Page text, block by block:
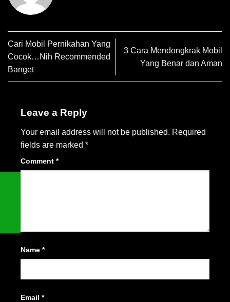
Cari Mobil Pernikahan Yang
Cocok…Nih Recommended
Banget
3 Cara Mendongkrak Mobil
Yang Benar dan Aman
Leave a Reply
Your email address will not be published. Required
fields are marked *
Comment *
Name *
Email *